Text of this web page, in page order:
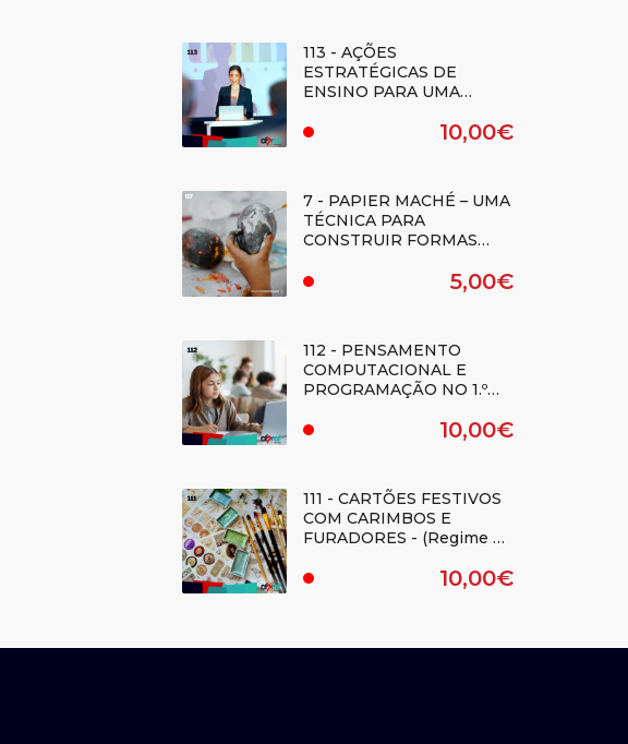
113 - AÇÕES
ESTRATÉGICAS DE
ENSINO PARA UMA
DEMOCRÁTICA: QUADRO
(Regime E-learning)
. 10,00€
7 - PAPIER MACHÉ – UMA
TÉCNICA PARA
CONSTRUIR FORMAS
(REGIME E-LEARNING) -
. 5,00€
112 - PENSAMENTO
COMPUTACIONAL E
PROGRAMAÇÃO NO 1.º
BÁSICO - (Regime E-
. 10,00€
111 - CARTÕES FESTIVOS
COM CARIMBOS E
FURADORES - (Regime E-
. 10,00€